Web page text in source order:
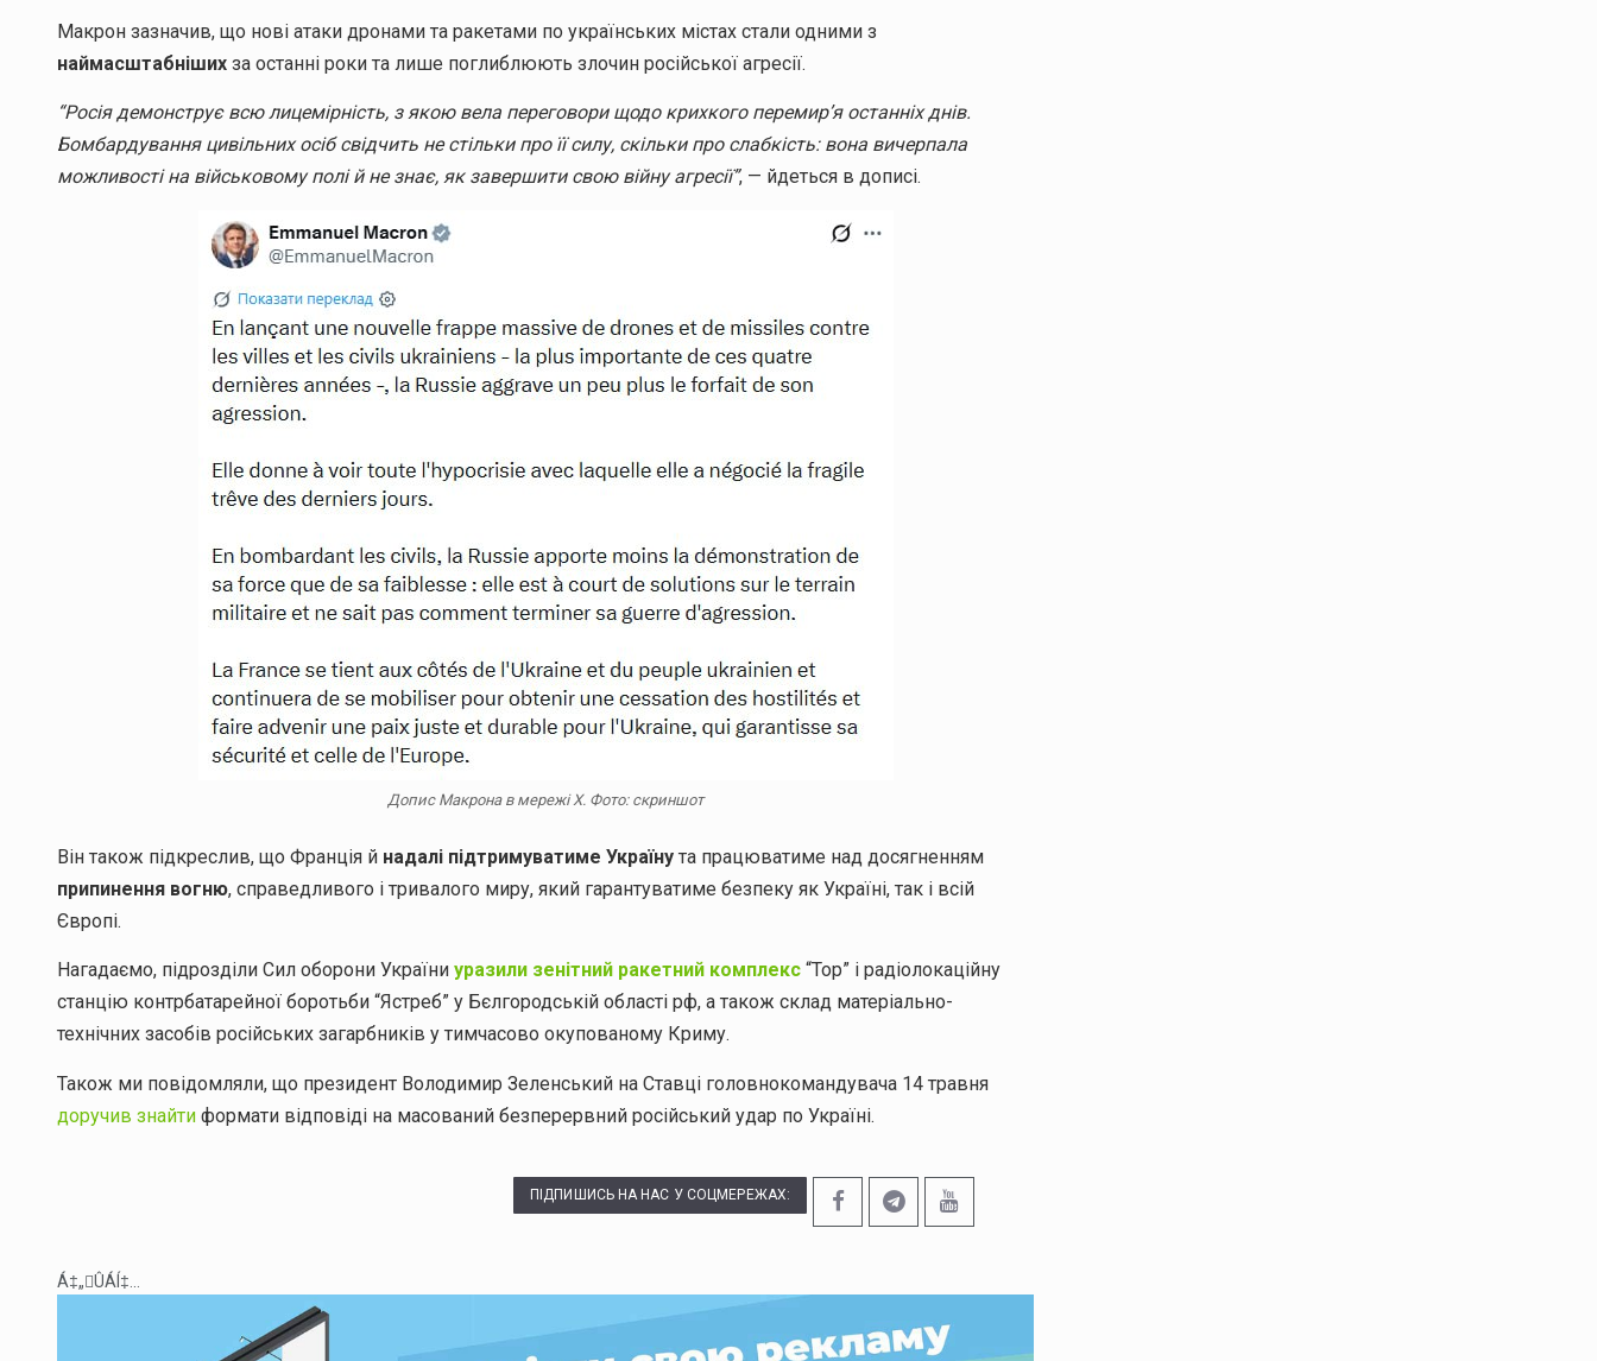
Макрон зазначив, що нові атаки дронами та ракетами по українських містах стали одними з
наймасштабніших за останні роки та лише поглиблюють злочин російської агресії.
“Росія демонструє всю лицемірність, з якою вела переговори щодо крихкого перемир’я останніх днів.
Бомбардування цивільних осіб свідчить не стільки про її силу, скільки про слабкість: вона вичерпала
можливості на військовому полі й не знає, як завершити свою війну агресії”, — йдеться в дописі.
Допис Макрона в мережі Х. Фото: скриншот
Він також підкреслив, що Франція й надалі підтримуватиме Україну та працюватиме над досягненням
припинення вогню, справедливого і тривалого миру, який гарантуватиме безпеку як Україні, так і всій
Європі.
Нагадаємо, підрозділи Сил оборони України уразили зенітний ракетний комплекс “Тор” і радіолокаційну
станцію контрбатарейної боротьби “Ястреб” у Бєлгородській області рф, а також склад матеріально-
технічних засобів російських загарбників у тимчасово окупованому Криму.
Також ми повідомляли, що президент Володимир Зеленський на Ставці головнокомандувача 14 травня
доручив знайти формати відповіді на масований безперервний російський удар по Україні.
ПІДПИШИСЬ НА НАС У СОЦМЕРЕЖАХ:
Á‡„ÛÁÍ‡...